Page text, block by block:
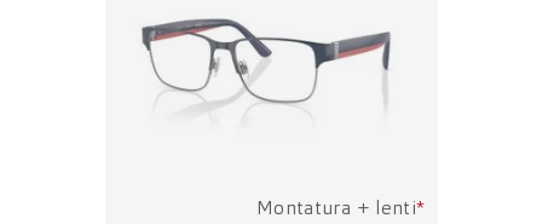
Montatura + lenti*